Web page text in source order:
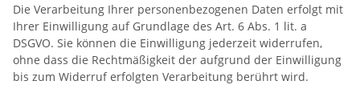
Die Verarbeitung Ihrer personenbezogenen Daten erfolgt mit
Ihrer Einwilligung auf Grundlage des Art. 6 Abs. 1 lit. a
DSGVO. Sie können die Einwilligung jederzeit widerrufen,
ohne dass die Rechtmäßigkeit der aufgrund der Einwilligung
bis zum Widerruf erfolgten Verarbeitung berührt wird.